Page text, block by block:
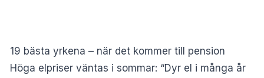
19 bästa yrkena – när det kommer till pension
Höga elpriser väntas i sommar: “Dyr el i många år